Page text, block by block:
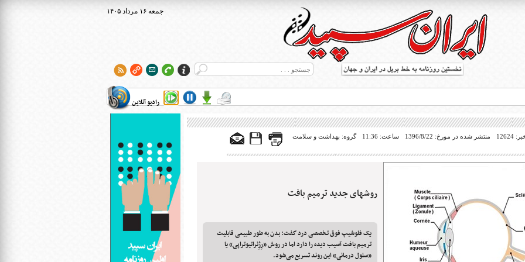
۱۴۰۵ جمعه ۱۶ مرداد
رادیو آنلاین
بریل در جهان
منتشر شده در مورخ: 1396/8/22 ساعت: 11:36 گروه: بهداشت و سلامت
روشهای جدید ترمیم بافت
یک فلوشیپ فوق تخصصی درد گفت: بدن به طور طبیعی قابلیت
ترمیم بافت آسیب دیده را دارد اما در روش «رِژِنراتیوتراپی» یا
«سلول درمانی» این روند تسریع می‌شود.